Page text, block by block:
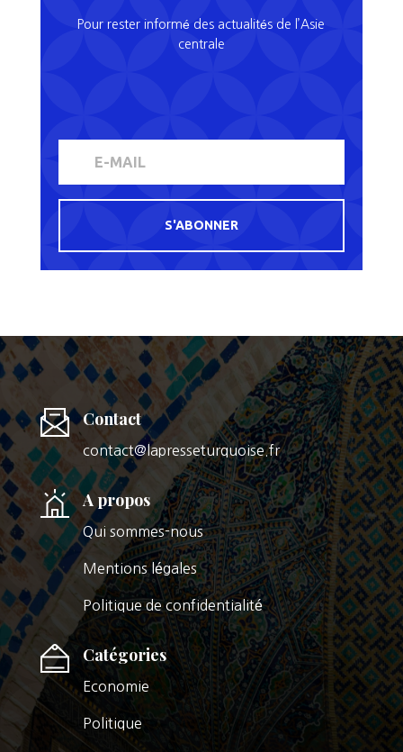
Pour rester informé des actualités de l’Asie
centrale
S'ABONNER
Contact
contact@lapresseturquoise.fr
A propos
Qui sommes-nous
Mentions légales
Politique de confidentialité
Catégories
Economie
Politique